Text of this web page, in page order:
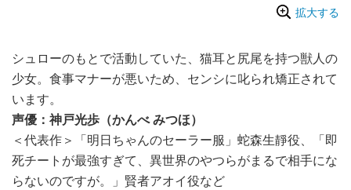
拡大する
シュローのもとで活動していた、猫耳と尻尾を持つ獣人の
少女。食事マナーが悪いため、センシに叱られ矯正されて
います。
声優：神戸光歩（かんべ みつほ）
＜代表作＞「明日ちゃんのセーラー服」蛇森生靜役、「即
死チートが最強すぎて、異世界のやつらがまるで相手にな
らないのですが。」賢者アオイ役など